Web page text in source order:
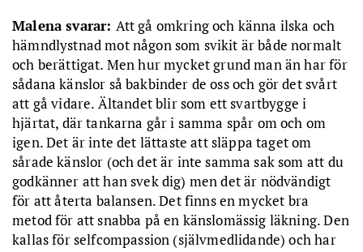
Malena svarar: Att gå omkring och känna ilska och
hämndlystnad mot någon som svikit är både normalt
och berättigat. Men hur mycket grund man än har för
sådana känslor så bakbinder de oss och gör det svårt
att gå vidare. Ältandet blir som ett svartbygge i
hjärtat, där tankarna går i samma spår om och om
igen. Det är inte det lättaste att släppa taget om
sårade känslor (och det är inte samma sak som att du
godkänner att han svek dig) men det är nödvändigt
för att återta balansen. Det finns en mycket bra
metod för att snabba på en känslomässig läkning. Den
kallas för selfcompassion (självmedlidande) och har